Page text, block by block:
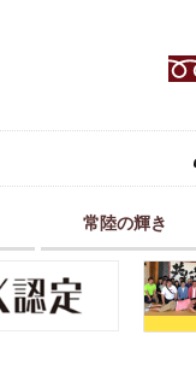
常陸の輝き